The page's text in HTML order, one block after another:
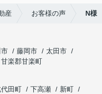
作っていただきました。
、さまざまな複雑な手続
に対しても、みなみ不動
いただきました。さらに
きありがたかったです。
、もっとこうして欲しか
になったことがあるとな
まいましたが、LINEの
、安心感があったのでと
ります★
ます!!
産 お客様の声 N様
藤岡市
太田市
甘楽郡甘楽町
田町 下高瀬
新町